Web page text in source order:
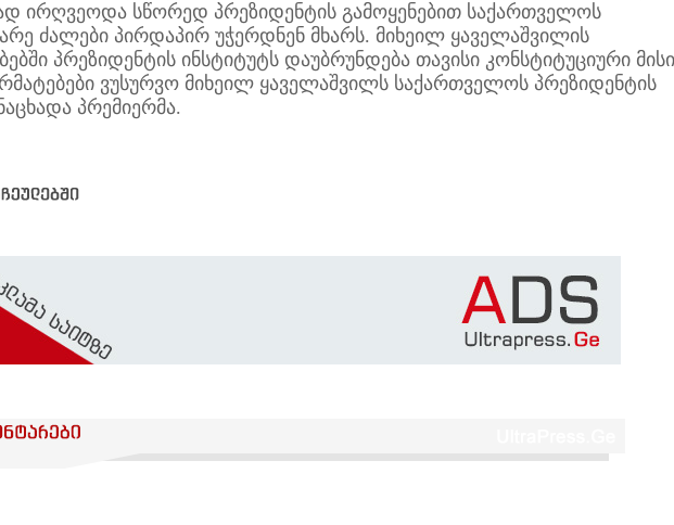
ირღვეოდა სწორედ პრეზიდენტის გამოყენებით საქართველოს
ძალები პირდაპირ უჭერდნენ მხარს. მიხეილ ყაველაშვილის
პრეზიდენტის ინსტიტუტს დაუბრუნდება თავისი კონსტიტუციური
ვუსურვო მიხეილ ყაველაშვილს საქართველოს პრეზიდენტის
პრემიერმა.